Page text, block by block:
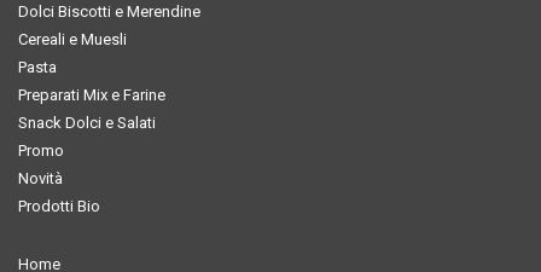
Dolci Biscotti e Merendine
Cereali e Muesli
Pasta
Preparati Mix e Farine
Snack Dolci e Salati
Promo
Novità
Prodotti Bio
Home